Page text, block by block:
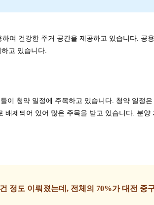
하여 건강한 주거 공간을 제공하고 있습니다. 공
고 있습니다.
이 청약 일정에 주목하고 있습니다. 청약 일정은
배제되어 있어 많은 주목을 받고 있습니다. 분
정도 이뤄졌는데, 전체의 70%가 대전 중